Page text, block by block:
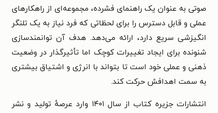
صوتی به عنوان یک راهنمای فشرده، مجموعه‌ای از راهکارهای
عملی و قابل دسترس را برای لحظاتی که فرد نیاز به یک تلنگر
انگیزشی سریع دارد، ارائه می‌دهد. هدف آن توانمندسازی
شنونده برای ایجاد تغییرات کوچک اما تأثیرگذار در وضعیت
ذهنی و عملی خود است تا بتواند با انرژی و اشتیاق بیشتری
به سمت اهدافش حرکت کند.
انتشارات جزیره کتاب از سال ۱۴۰۱ وارد عرصهٔ تولید و نشر